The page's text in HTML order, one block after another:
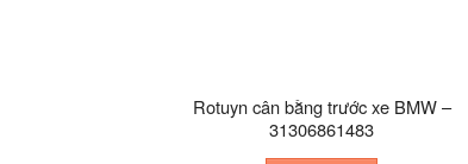
Rotuyn cân bằng trước xe BMW –
31306861483